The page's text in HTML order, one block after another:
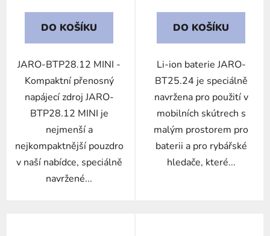
DO KOŠÍKU
JARO-BTP28.12 MINI -
Kompaktní přenosný
napájecí zdroj JARO-
BTP28.12 MINI je
nejmenší a
nejkompaktnější pouzdro
v naší nabídce, speciálně
navržené...
DO KOŠÍKU
Li-ion baterie JARO-
BT25.24 je speciálně
navržena pro použití v
mobilních skútrech s
malým prostorem pro
baterii a pro rybářské
hledače, které...